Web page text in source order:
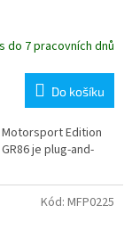
do 7 pracovních dnů
Do košíku
Motorsport Edition
je plug-and-
Kód: MFP0225